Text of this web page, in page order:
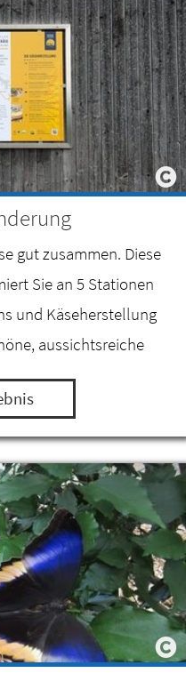
gut zusammen. Diese
Sie an 5 Stationen
und Käseherstellung
aussichtsreiche
Sudhaus in…